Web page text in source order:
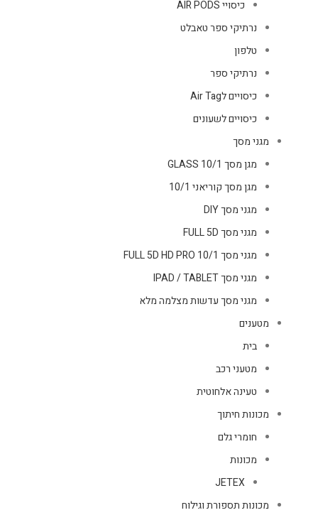
כיסויי AIR PODS
נרתיקי ספר טאבלט
טלפון
נרתיקי ספר
כיסויים לAir Tag
כיסויים לשעונים
מגני מסך
מגן מסך GLASS 10/1
מגן מסך קוריאני 10/1
מגני מסך DIY
מגני מסך FULL 5D
מגני מסך FULL 5D HD PRO 10/1
מגני מסך IPAD / TABLET
מגני מסך עדשות מצלמה מלא
מטענים
בית
מטעני רכב
טעינה אלחוטית
מכונות חיתוך
חומרי גלם
מכונות
JETEX
מכונות תספורת וגילוח